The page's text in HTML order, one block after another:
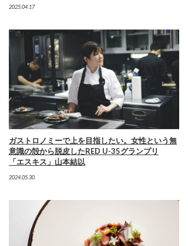
2025.04.17
ガストロノミーで上を目指したい。女性という無
意識の殻から脱皮したRED U-35グランプリ
「エスキス」山本結以
2024.05.30